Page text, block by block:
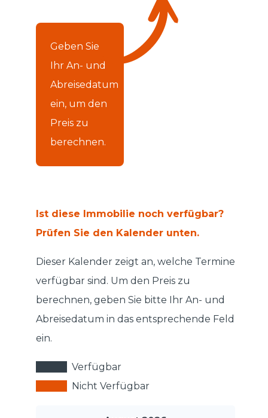
Geben Sie
Ihr An- und
Abreisedatum
ein, um den
Preis zu
berechnen.
Ist diese Immobilie noch verfügbar?
Prüfen Sie den Kalender unten.
Dieser Kalender zeigt an, welche Termine
verfügbar sind. Um den Preis zu
berechnen, geben Sie bitte Ihr An- und
Abreisedatum in das entsprechende Feld
ein.
Verfügbar
Nicht Verfügbar